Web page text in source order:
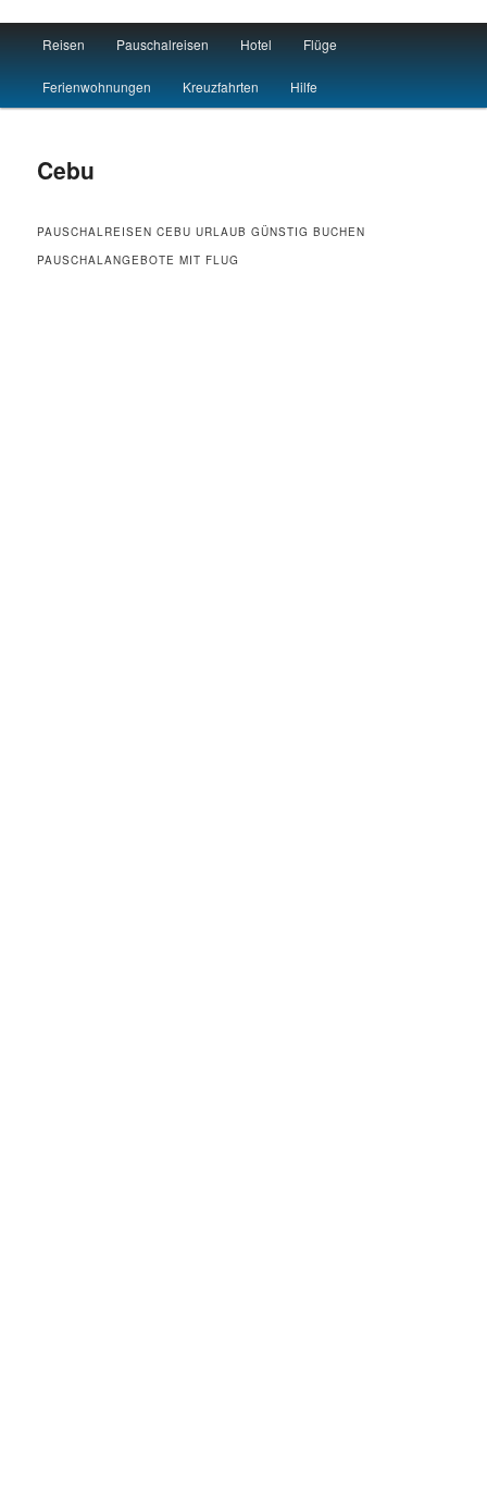
Travel : De
Skip to primary content
Skip to secondary content
Reisen Pauschalreisen Hotel Flüge
Ferienwohnungen Kreuzfahrten Hilfe
Cebu
PAUSCHALREISEN CEBU URLAUB GÜNSTIG BUCHEN
PAUSCHALANGEBOTE MIT FLUG